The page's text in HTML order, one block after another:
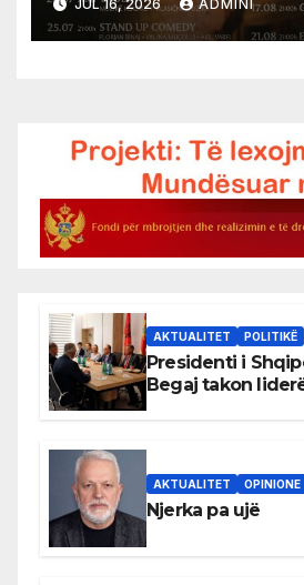
JUL 16, 2026 ADMINI
AKTUALITET POLITIKË
Presidenti i
Begaj takon
AKTUALITET OPINIONE
Njerka pa ujë